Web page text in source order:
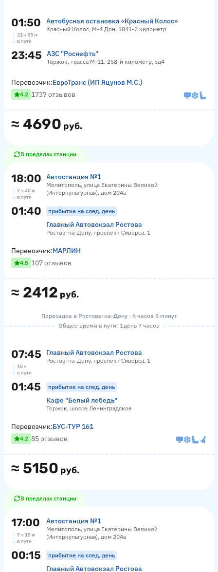
01:50 Автобусная остановка «Красный Колос»
Красный Колос, М-4 Дон, 1041-й километр
21 ч 55 м
в пути
23:45 АЗС "Роснефть"
Торжок, трасса М-11, 258-й километр, зд4
≈ 4690 руб.
Перевозчик:ЕвроТранс (ИП Яцунов М.С.)
4.2 1737 отзывов
В пределах станции
18:00 Автостанция №1
Мелитополь, улица Екатерины Великой
(Интеркультурная), дом 204а
7 ч 40 м
в пути
01:40 прибытие на след. день
Главный Автовокзал Ростова
Ростов-на-Дону, проспект Сиверса, 1
≈ 2412 руб.
Перевозчик:МАРЛИН
4.5 107 отзывов
Пересадка в Ростове-на-Дону · 6 часов 5 минут
Общее время в пути: 1 день 7 часов
07:45 Главный Автовокзал Ростова
Ростов-на-Дону, проспект Сиверса, 1
18 ч
в пути
01:45 прибытие на след. день
Кафе "Белый лебедь"
Торжок, шоссе Ленинградское
≈ 5150 руб.
Перевозчик:БУС-ТУР 161
4.2 85 отзывов
В пределах станции
17:00 Автостанция №1
Мелитополь, улица Екатерины Великой
(Интеркультурная), дом 204а
7 ч 15 м
в пути
00:15 прибытие на след. день
Главный Автовокзал Ростова